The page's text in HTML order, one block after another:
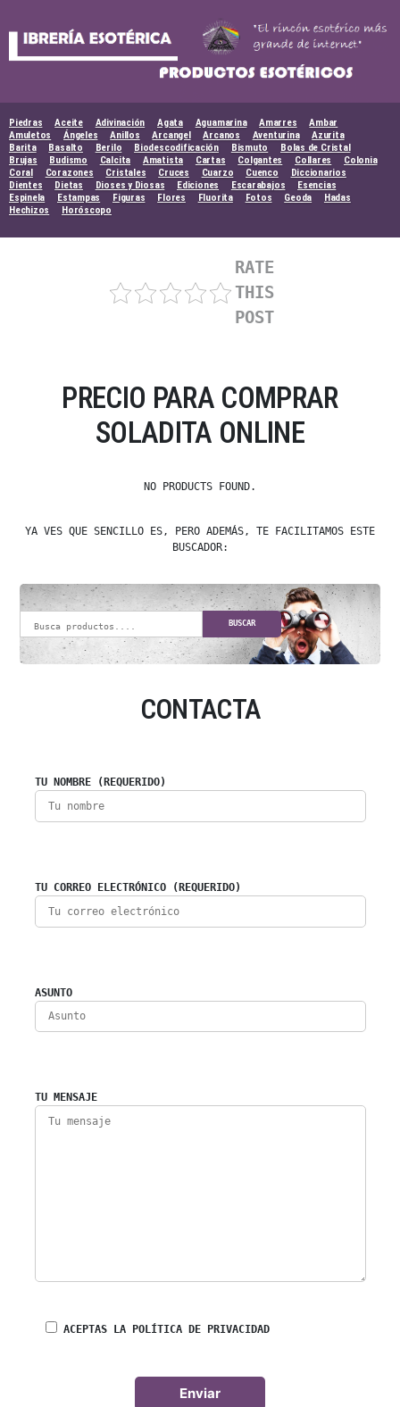
Piedras Aceite Adivinación Agata Aguamarina Amarres
Ambar
Amuletos
Ángeles Anillos Arcangel Arcanos Aventurina
Azurita
Barita
Basalto Berilo Biodescodificación Bismuto
Bolas de Cristal
Brujas
Budismo Calcita Amatista Cartas Colgantes Collares
Colonia
Coral
Corazones Cristales Cruces Cuarzo Cuenco
Diccionarios
Dientes
Dietas Dioses y Diosas Ediciones Escarabajos
Esencias
Espinela
Estampas Figuras Flores Fluorita Fotos Geoda
Hadas
Hechizos
Horóscopo
RATE
THIS
POST
PRECIO PARA COMPRAR
SOLADITA ONLINE
NO PRODUCTS FOUND.
YA VES QUE SENCILLO ES, PERO ADEMÁS, TE FACILITAMOS ESTE
BUSCADOR:
BUSCAR
CONTACTA
TU NOMBRE (REQUERIDO)
TU CORREO ELECTRÓNICO (REQUERIDO)
ASUNTO
TU MENSAJE
ACEPTAS LA POLÍTICA DE PRIVACIDAD